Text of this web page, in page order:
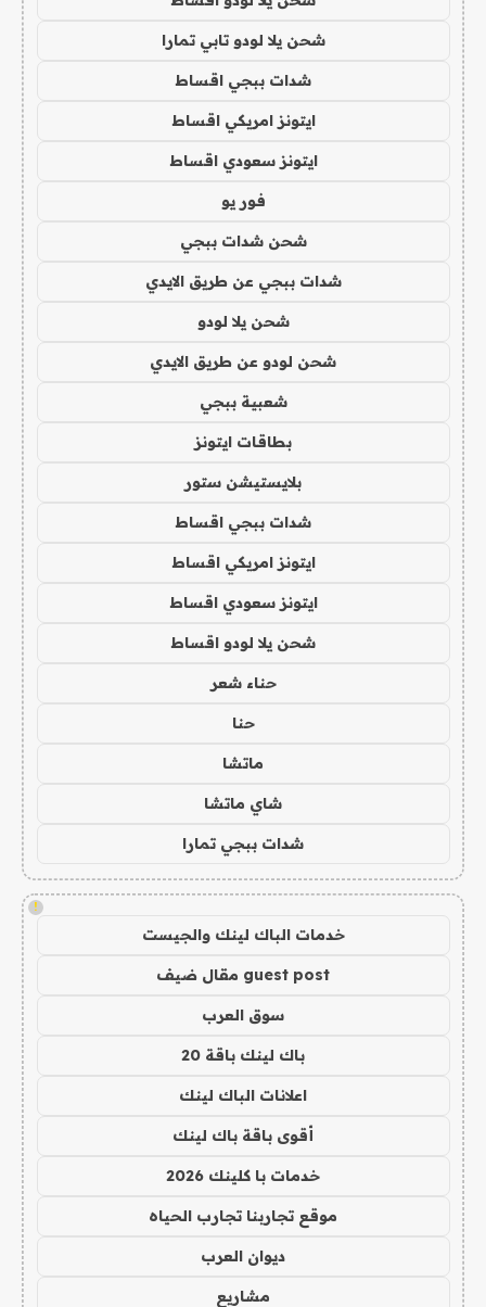
شحن يلا لودو تابي تمارا
شدات ببجي اقساط
ايتونز امريكي اقساط
ايتونز سعودي اقساط
فور يو
شحن شدات ببجي
شدات ببجي عن طريق الايدي
شحن يلا لودو
شحن لودو عن طريق الايدي
شعبية ببجي
بطاقات ايتونز
بلايستيشن ستور
شدات ببجي اقساط
ايتونز امريكي اقساط
ايتونز سعودي اقساط
شحن يلا لودو اقساط
حناء شعر
حنا
ماتشا
شاي ماتشا
شدات ببجي تمارا
!
خدمات الباك لينك والجيست
guest post مقال ضيف
سوق العرب
باك لينك باقة 20
اعلانات الباك لينك
أقوى باقة باك لينك
خدمات با كلينك 2026
موقع تجاربنا تجارب الحياه
ديوان العرب
مشاريع